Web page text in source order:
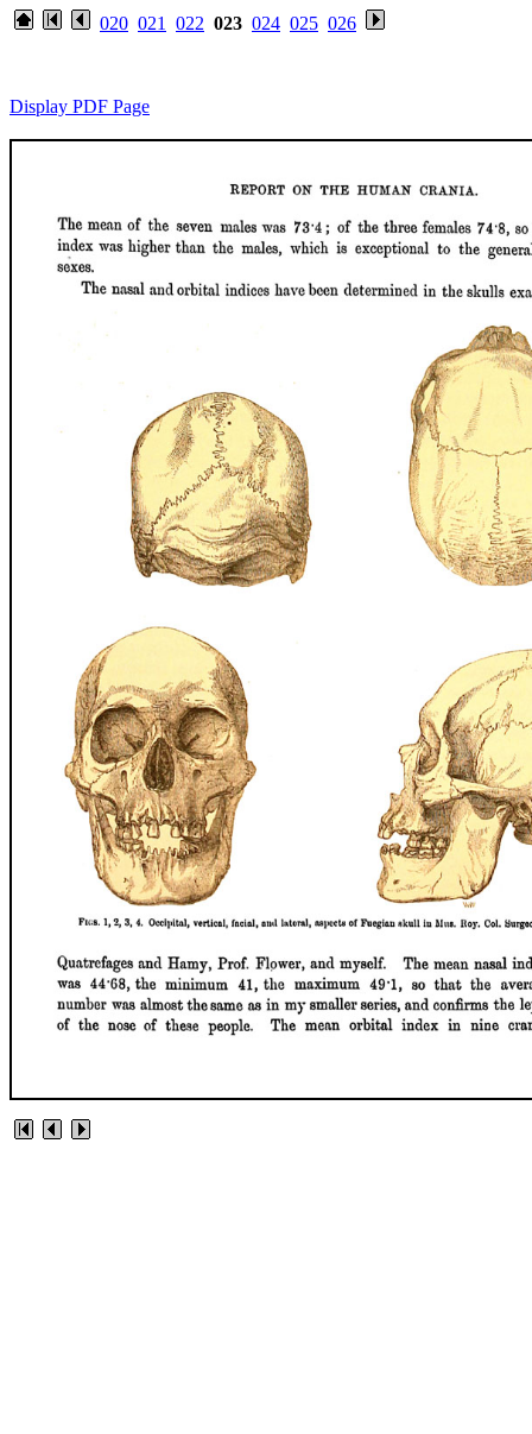
020 021 022 023 024 025 026
Display PDF Page